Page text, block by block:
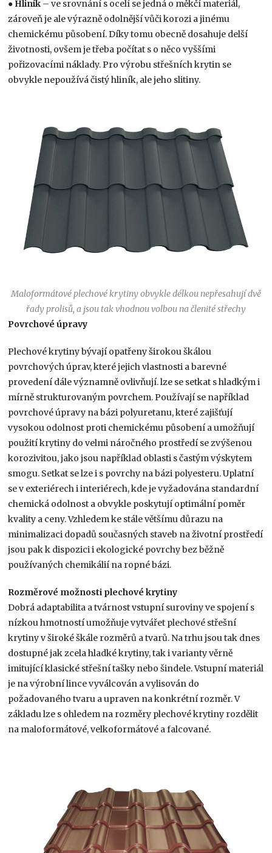
● Hliník – ve srovnání s ocelí se jedná o měkčí materiál,
zároveň je ale výrazně odolnější vůči korozi a jinému
chemickému působení. Díky tomu obecně dosahuje delší
životnosti, ovšem je třeba počítat s o něco vyššími
pořizovacími náklady. Pro výrobu střešních krytin se
obvykle nepoužívá čistý hliník, ale jeho slitiny.
Maloformátové plechové krytiny obvykle délkou nepřesahují dvě
řady prolisů, a jsou tak vhodnou volbou na členité střechy
Povrchové úpravy
Plechové krytiny bývají opatřeny širokou škálou
povrchových úprav, které jejich vlastnosti a barevné
provedení dále významně ovlivňují. lze se setkat s hladkým i
mírně strukturovaným povrchem. Používají se například
povrchové úpravy na bázi polyuretanu, které zajišťují
vysokou odolnost proti chemickému působení a umožňují
použití krytiny do velmi náročného prostředí se zvýšenou
korozivitou, jako jsou například oblasti s častým výskytem
smogu. Setkat se lze i s povrchy na bázi polyesteru. Uplatní
se v exteriérech i interiérech, kde je vyžadována standardní
chemická odolnost a obvykle poskytují optimální poměr
kvality a ceny. Vzhledem ke stále většímu důrazu na
minimalizaci dopadů současných staveb na životní prostředí
jsou pak k dispozici i ekologické povrchy bez běžně
používaných chemikálií na ropné bázi.
Rozměrové možnosti plechové krytiny
Dobrá adaptabilita a tvárnost vstupní suroviny ve spojení s
nízkou hmotností umožňuje vytvářet plechové střešní
krytiny v široké škále rozměrů a tvarů. Na trhu jsou tak dnes
dostupné jak zcela hladké krytiny, tak i varianty věrně
imitující klasické střešní tašky nebo šindele. Vstupní materiál
je na výrobní lince vyválcován a vylisován do
požadovaného tvaru a upraven na konkrétní rozměr. V
základu lze s ohledem na rozměry plechové krytiny rozdělit
na maloformátové, velkoformátové a falcované.